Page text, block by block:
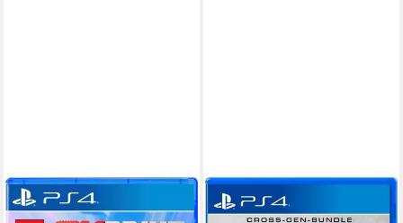
TAKE 2
Lego 2K Drive (USK)
ACTIVISION BLIZZARD
Call of Duty: Modern Warfare